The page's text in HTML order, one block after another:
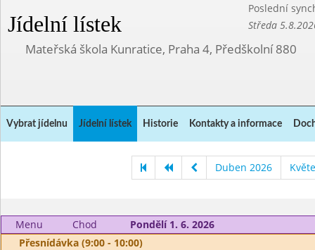
Jídelní lístek
Poslední
Středa
Mateřská škola Kunratice, Praha 4, Předškolní 880
Vybrat jídelnu Jídelní lístek Historie Kontakty a informace
Duben 2026
Menu Chod
Pondělí 1. 6. 2026
Přesnídávka (9:00 - 10:00)